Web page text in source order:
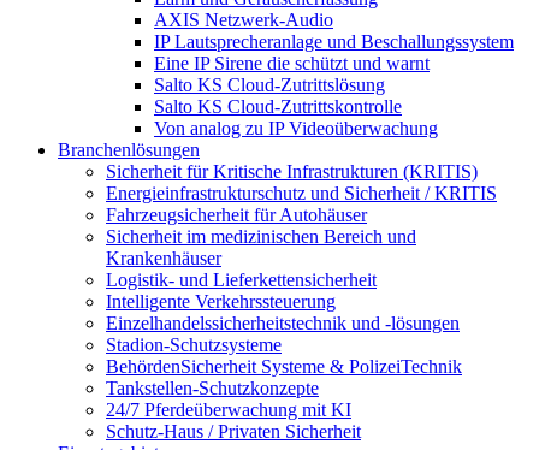
AXIS Netzwerk-Audio
IP Lautsprecheranlage und Beschallungssystem
Eine IP Sirene die schützt und warnt
Salto KS Cloud-Zutrittslösung
Salto KS Cloud-Zutrittskontrolle
Von analog zu IP Videoüberwachung
Branchenlösungen
Sicherheit für Kritische Infrastrukturen (KRITIS)
Energieinfrastrukturschutz und Sicherheit / KRITIS
Fahrzeugsicherheit für Autohäuser
Sicherheit im medizinischen Bereich und
Krankenhäuser
Logistik- und Lieferkettensicherheit
Intelligente Verkehrssteuerung
Einzelhandelssicherheitstechnik und -lösungen
Stadion-Schutzsysteme
BehördenSicherheit Systeme & PolizeiTechnik
Tankstellen-Schutzkonzepte​
24/7 Pferdeüberwachung mit KI
Schutz-Haus / Privaten Sicherheit